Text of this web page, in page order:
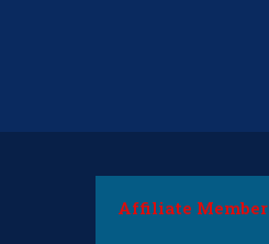
Affiliate Member